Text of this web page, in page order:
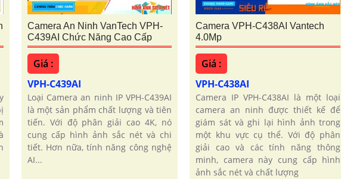
Camera An Ninh VanTech VPH-
C439AI Chức Năng Cao Cấp
Giá :
VPH-C439AI
Loại Camera an ninh IP VPH-C439AI
là một sản phẩm chất lượng và tiên
tiến. Với độ phân giải cao 4K, nó
cung cấp hình ảnh sắc nét và chi
tiết. Hơn nữa, tính năng công nghệ
AI...
Camera VPH-C438AI Vantech
4.0Mp
Giá :
VPH-C438AI
Camera IP VPH-C438AI là một loại
camera an ninh được thiết kế để
giám sát và ghi lại hình ảnh trong
một khu vực cụ thể. Với độ phân
giải cao và các tính năng thông
minh, camera này cung cấp hình
ảnh sắc nét và chất lượng